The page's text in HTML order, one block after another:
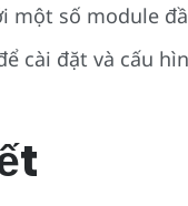
một số module
cài đặt và cấu